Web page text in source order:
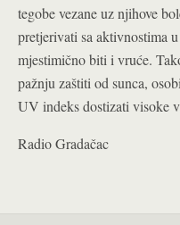
tegobe vezane uz njihove
pretjerivati sa aktivnostima
mjestimično biti i vruće.
pažnju zaštiti od sunca,
UV indeks dostizati visoke
Radio Gradačac